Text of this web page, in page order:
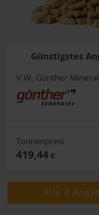
Günstigstes
V.W. Günther
Tonnenpreis
419,44€
Alle 4